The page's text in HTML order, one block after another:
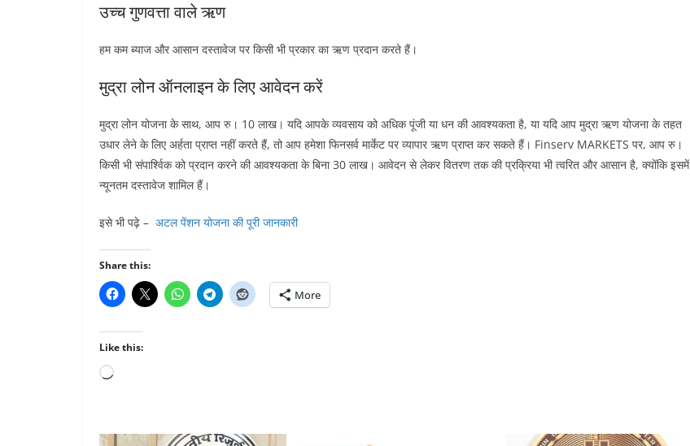
उच्च गुणवत्ता वाले ऋण
हम कम ब्याज और आसान दस्तावेज पर किसी भी प्रकार का ऋण प्रदान करते हैं।
मुद्रा लोन ऑनलाइन के लिए आवेदन करें
मुद्रा लोन योजना के साथ, आप रु। 10 लाख। यदि आपके व्यवसाय को अधिक पूंजी या धन की आवश्यकता है, या यदि आप मुद्रा ऋण योजना के तहत
उधार लेने के लिए अर्हता प्राप्त नहीं करते हैं, तो आप हमेशा फिनसर्व मार्केट पर व्यापार ऋण प्राप्त कर सकते हैं। Finserv MARKETS पर, आप रु।
किसी भी संपार्श्विक को प्रदान करने की आवश्यकता के बिना 30 लाख। आवेदन से लेकर वितरण तक की प्रक्रिया भी त्वरित और आसान है, क्योंकि इसमें
न्यूनतम दस्तावेज शामिल हैं।
इसे भी पढ़े – अटल पेंशन योजना की पूरी जानकारी
Share this:
More
Like this:
Loading…